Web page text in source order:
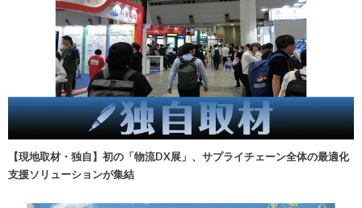
【現地取材・独自】初の「物流DX展」、サプライチェーン全体の最適化
支援ソリューションが集結